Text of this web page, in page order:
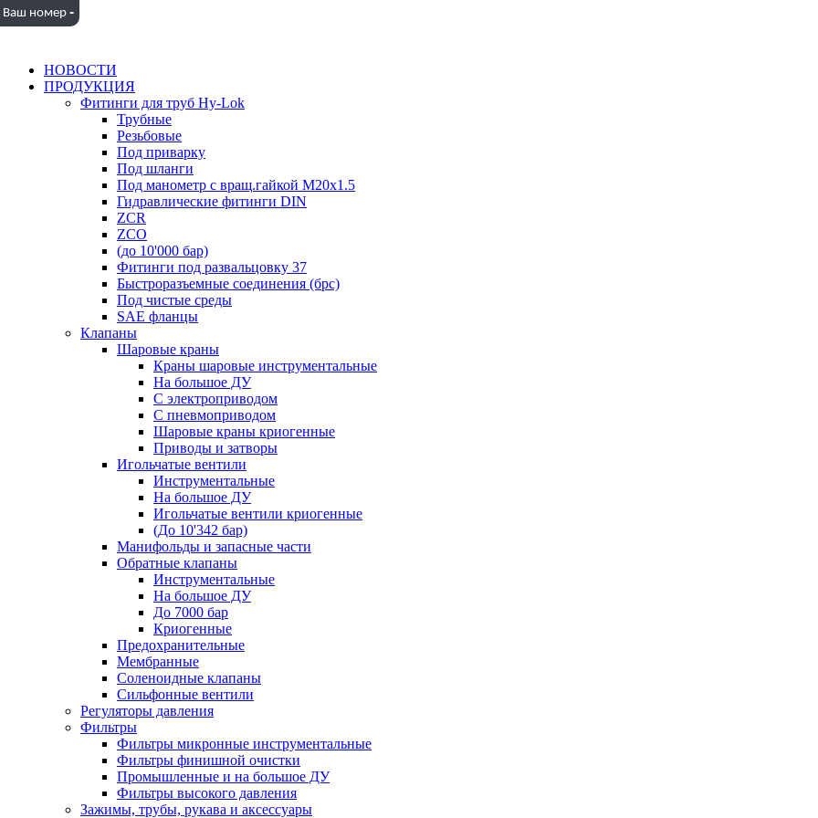
НОВОСТИ
ПРОДУКЦИЯ
Фитинги для труб Hy-Lok
Трубные
Резьбовые
Под приварку
Под шланги
Под манометр с вращ.гайкой M20x1.5
Гидравлические фитинги DIN
ZCR
ZCO
(до 10'000 бар)
Фитинги под развальцовку 37
Быстроразъемные соединения (брс)
Под чистые среды
SAE фланцы
Клапаны
Шаровые краны
Краны шаровые инструментальные
На большое ДУ
С электроприводом
С пневмоприводом
Шаровые краны криогенные
Приводы и затворы
Игольчатые вентили
Инструментальные
На большое ДУ
Игольчатые вентили криогенные
(До 10'342 бар)
Манифольды и запасные части
Обратные клапаны
Инструментальные
На большое ДУ
До 7000 бар
Криогенные
Предохранительные
Мембранные
Соленоидные клапаны
Сильфонные вентили
Регуляторы давления
Фильтры
Фильтры микронные инструментальные
Фильтры финишной очистки
Промышленные и на большое ДУ
Фильтры высокого давления
Зажимы, трубы, рукава и аксессуары
Ваш номер -